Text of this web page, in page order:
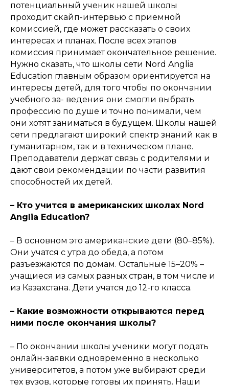
потенциальный ученик нашей школы
проходит скайп-интервью с приемной
комиссией, где может рассказать о своих
интересах и планах. После всех этапов
комиссия принимает окончательное решение.
Нужно сказать, что школы сети Nord Anglia
Education главным образом ориентируется на
интересы детей, для того чтобы по окончании
учебного за- ведения они смогли выбрать
профессию по душе и точно понимали, чем
они хотят заниматься в будущем. Школы нашей
сети предлагают широкий спектр знаний как в
гуманитарном, так и в техническом плане.
Преподаватели держат связь с родителями и
дают свои рекомендации по части развития
способностей их детей.
– Кто учится в американских школах Nord
Anglia Education?
– В основном это американские дети (80–85%).
Они учатся с утра до обеда, а потом
разъезжаются по домам. Остальные 15–20% –
учащиеся из самых разных стран, в том числе и
из Казахстана. Дети учатся до 12-го класса.
– Какие возможности открываются перед
ними после окончания школы?
– По окончании школы ученики могут подать
онлайн-заявки одновременно в несколько
университетов, а потом уже выбирают среди
тех вузов, которые готовы их принять. Наши